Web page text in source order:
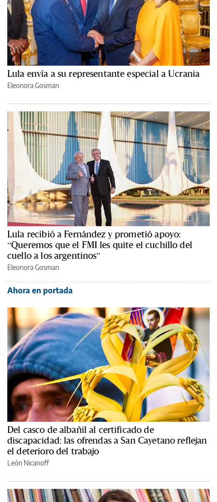
Lula envía a su representante especial a Ucrania
Eleonora Gosman
Lula recibió a Fernández y prometió apoyo:
“Queremos que el FMI les quite el cuchillo del
cuello a los argentinos”
Eleonora Gosman
Ahora en portada
Del casco de albañil al certificado de
discapacidad: las ofrendas a San Cayetano reflejan
el deterioro del trabajo
León Nicanoff